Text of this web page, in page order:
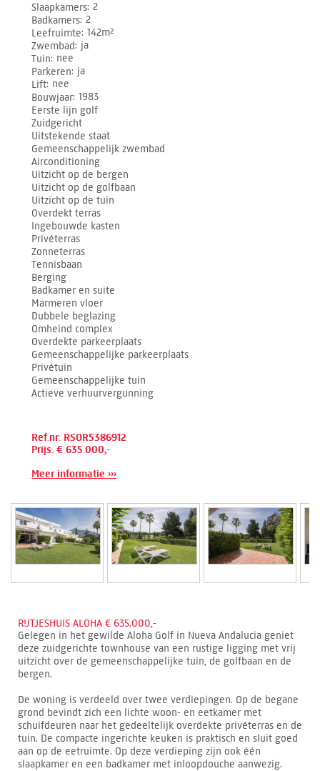
Slaapkamers 2
Badkamers 2
Leefruimte 142m²
Zwembad ja
Tuin nee
Parkeren ja
Lift nee
Bouwjaar 1983
Eerste lijn golf
Zuidgericht
Uitstekende staat
Gemeenschappelijk zwembad
Airconditioning
Uitzicht op de bergen
Uitzicht op de golfbaan
Uitzicht op de tuin
Overdekt terras
Ingebouwde kasten
Privéterras
Zonneterras
Tennisbaan
Berging
Badkamer en suite
Marmeren vloer
Dubbele beglazing
Omheind complex
Overdekte parkeerplaats
Gemeenschappelijke parkeerplaats
Privétuin
Gemeenschappelijke tuin
Actieve verhuurvergunning
Ref.nr: RSOR5386912
Prijs: € 635.000,-
Meer informatie ›››
RIJTJESHUIS ALOHA € 635.000,-
Gelegen in het gewilde Aloha Golf in Nueva Andalucia geniet
deze zuidgerichte townhouse van een rustige ligging met vrij
uitzicht over de gemeenschappelijke tuin, de golfbaan en de
bergen.
De woning is verdeeld over twee verdiepingen. Op de begane
grond bevindt zich een lichte woon- en eetkamer met
schuifdeuren naar het gedeeltelijk overdekte privéterras en de
tuin. De compacte ingerichte keuken is praktisch en sluit goed
aan op de eetruimte. Op deze verdieping zijn ook één
slaapkamer en een badkamer met inloopdouche aanwezig.